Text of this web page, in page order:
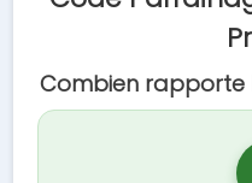
Combien rapporte